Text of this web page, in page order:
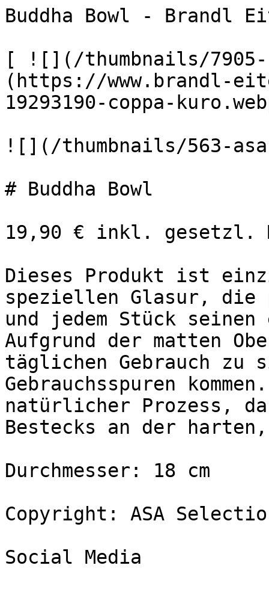
Buddha Bowl -
[ ![](/thumbnails/7905-
(https://www.brandl-
19293190-coppa-
![](/thumbnails/563-
# Buddha Bowl
19,90 € inkl. gesetzl.
Dieses Produkt ist
speziellen Glasur, die
und jedem Stück
Aufgrund der matten
täglichen Gebrauch zu
Gebrauchsspuren
natürlicher Prozess,
Bestecks an der
Durchmesser: 18 cm
Copyright: ASA Selection
Social Media